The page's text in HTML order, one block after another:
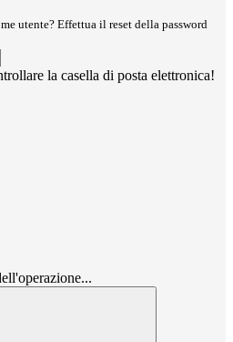
utente? Effettua il reset della password
la casella di posta elettronica!